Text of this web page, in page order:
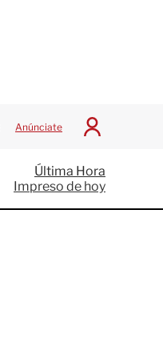
Anúnciate
I
c
i
a
Última Hora
Impreso de hoy